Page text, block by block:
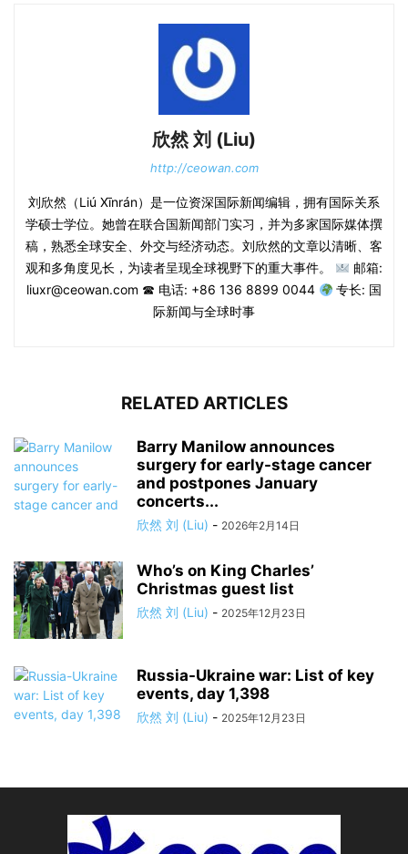
欣然 刘 (Liu)
http://ceowan.com
刘欣然（Liú Xīnrán）是一位资深国际新闻编辑，拥有国际关系
学硕士学位。她曾在联合国新闻部门实习，并为多家国际媒体撰
稿，熟悉全球安全、外交与经济动态。刘欣然的文章以清晰、客
观和多角度见长，为读者呈现全球视野下的重大事件。
邮箱:
liuxr@ceowan.com ☎ 电话: +86 136 8899 0044
专长: 国
际新闻与全球时事
RELATED ARTICLES
Barry Manilow announces
surgery for early-stage cancer
and postpones January
concerts...
欣然 刘 (Liu) - 2026年2月14日
Who’s on King Charles’
Christmas guest list
欣然 刘 (Liu) - 2025年12月23日
Russia-Ukraine war: List of key
events, day 1,398
欣然 刘 (Liu) - 2025年12月23日